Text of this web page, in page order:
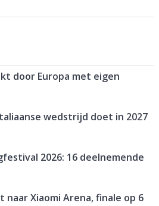
door Europa met eigen
wedstrijd doet in 2027
2026: 16 deelnemende
naar Xiaomi Arena, finale op 6